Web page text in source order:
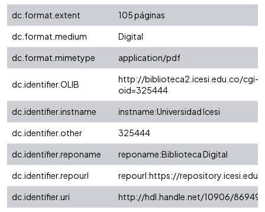
dc.format.extent
105 páginas
dc.format.medium
Digital
dc.format.mimetype
application/pdf
dc.identifier.OLIB
http://biblioteca2.icesi.edu.co/cgi-
oid=325444
dc.identifier.instname
instname:Universidad Icesi
dc.identifier.other
325444
dc.identifier.reponame
reponame:Biblioteca Digital
dc.identifier.repourl
repourl:https://
dc.identifier.uri
http://hdl.handle.net/10906/86949